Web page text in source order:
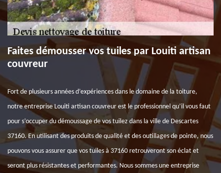
Faites démousser vos tuiles par Louiti artisan
couvreur
Fort de plusieurs années d’expériences dans le domaine de la toiture,
notre entreprise Louiti artisan couvreur est le professionnel qu’il vous faut
pour s’occuper du démoussage de vos tuilez dans la ville de Descartes
37160. En utilisant des produits de qualité et des outillages de pointe, nous
pouvons vous assurer que vos tuiles à 37160 retrouveront son éclat et
seront plus résistantes et performantes. Nous sommes une entreprise